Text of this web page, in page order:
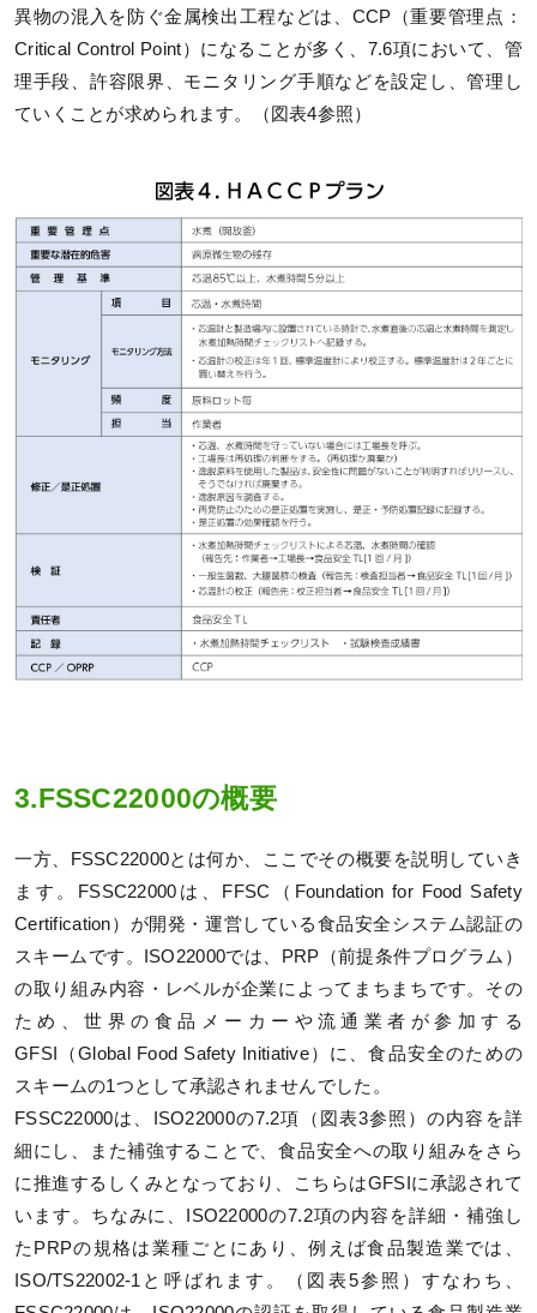
異物の混入を防ぐ金属検出工程などは、CCP（重要管理点：
Critical Control Point）になることが多く、7.6項において、管
理手段、許容限界、モニタリング手順などを設定し、管理し
ていくことが求められます。（図表4参照）
3.FSSC22000の概要
一方、FSSC22000とは何か、ここでその概要を説明していき
ます。FSSC22000は、FFSC（Foundation for Food Safety
Certification）が開発・運営している食品安全システム認証の
スキームです。ISO22000では、PRP（前提条件プログラム）
の取り組み内容・レベルが企業によってまちまちです。その
ため、世界の食品メーカーや流通業者が参加する
GFSI（Global Food Safety Initiative）に、食品安全のための
スキームの1つとして承認されませんでした。
FSSC22000は、ISO22000の7.2項（図表3参照）の内容を詳
細にし、また補強することで、食品安全への取り組みをさら
に推進するしくみとなっており、こちらはGFSIに承認されて
います。ちなみに、ISO22000の7.2項の内容を詳細・補強し
たPRPの規格は業種ごとにあり、例えば食品製造業では、
ISO/TS22002-1と呼ばれます。（図表5参照）すなわち、